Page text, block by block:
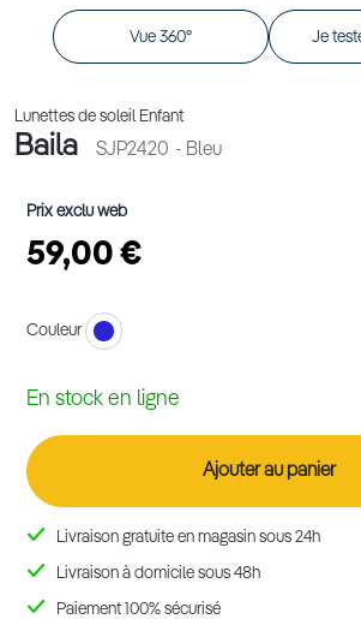
Lunettes de soleil Enfant
Baila SJP2420 - Bleu
Prix exclu web
59,00 €
Couleur
En stock en ligne
Ajouter au panier
Livraison gratuite en magasin sous 24h
Livraison à domicile sous 48h
Paiement 100% sécurisé
Vue 360° Je